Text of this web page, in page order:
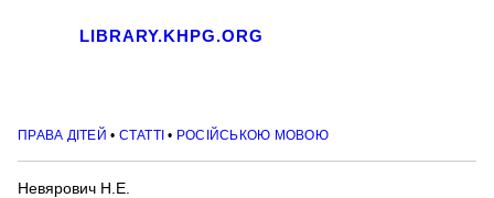
LIBRARY.KHPG.ORG
ПРАВА ДІТЕЙ • СТАТТІ • РОСІЙСЬКОЮ МОВОЮ
Невярович Н.Е.